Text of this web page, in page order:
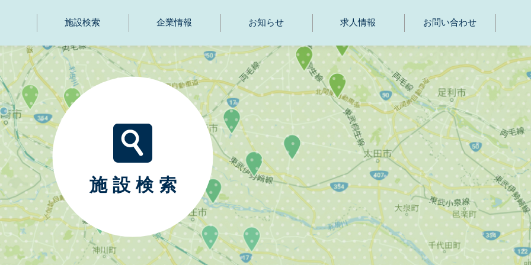
施設検索 企業情報 お知らせ 求人情報 お問い合わせ
施設検索